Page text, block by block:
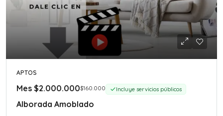
APTOS
Mes $2.000.000$160.000 Incluye servicios públicos
Alborada Amoblado